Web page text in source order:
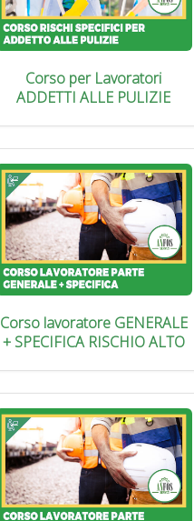
Corso per Lavoratori
ADDETTI ALLE PULIZIE
Corso lavoratore GENERALE
+ SPECIFICA RISCHIO ALTO